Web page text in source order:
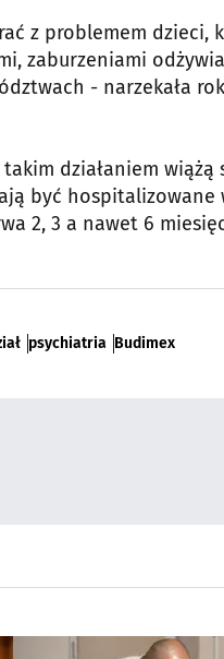
z problemem
zaburzeniami
- narzekała
takim działaniem
być hospitalizowane
2, 3 a nawet 6
psychiatria Budimex